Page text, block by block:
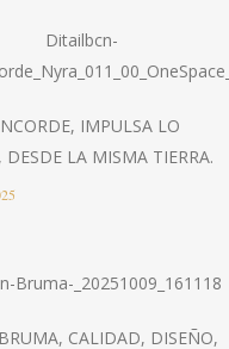
IMPULSA LO
DESDE LA MISMA TIERRA.
CALIDAD, DISEÑO,